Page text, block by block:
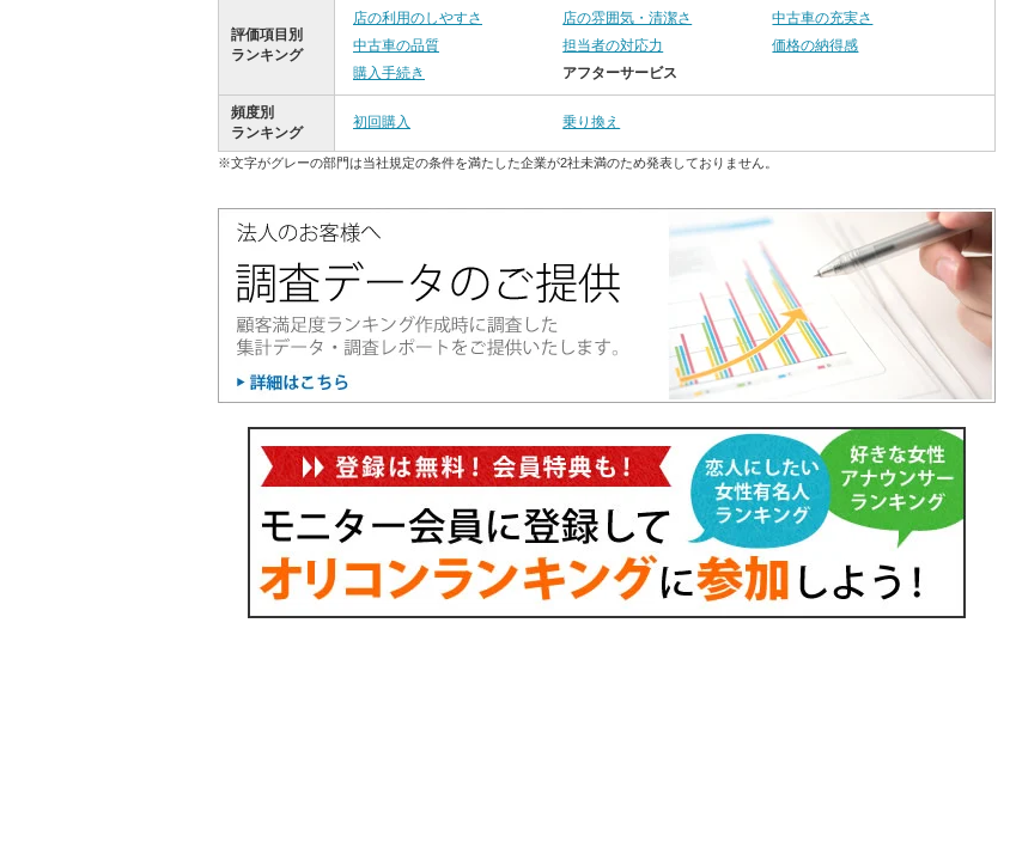
評価項目別
ランキング
店の利用のしやすさ 店の雰囲気・清潔さ
中古車の充実さ
中古車の品質
担当者の対応力
価格の納得感
購入手続き
アフターサービス
頻度別
ランキング
初回購入 乗り換え
※文字がグレーの部門は当社規定の条件を満たした企業が2社未満のため発表しておりません。